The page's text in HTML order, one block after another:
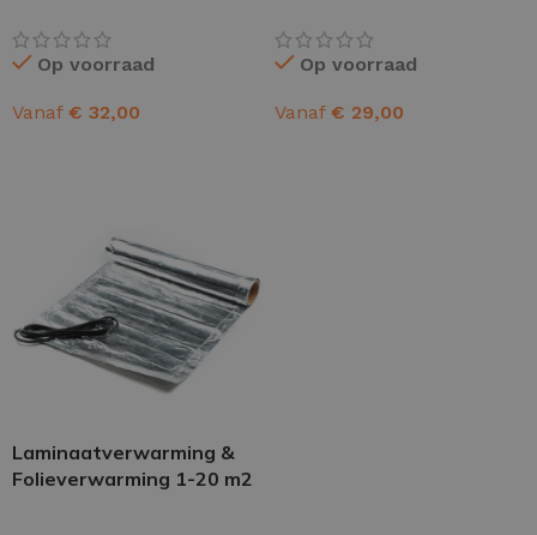
Op voorraad
Vanaf € 32,00
Op voorraad
Vanaf € 29,00
Laminaatverwarming &
Folieverwarming 1-20 m2